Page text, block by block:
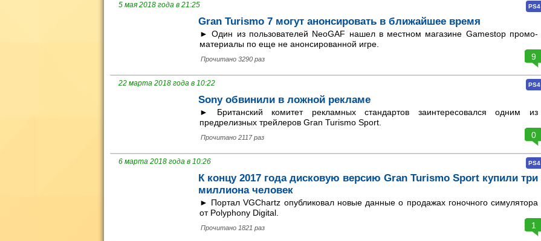
5 мая 2018 года в 21:25 PS4
Gran Turismo 7 могут анонсировать в ближайшее время
► Один из пользователей NeoGAF нашел в местном магазине Gamestop промо-
материалы по еще не анонсированной игре.
Прочитано 3290 раз 9
22 марта 2018 года в 10:22 PS4
Sony обвинили в ложной рекламе
► Британский комитет рекламных стандартов заинтересовался одним из
предрелизных трейлеров Gran Turismo Sport.
Прочитано 2117 раз 0
6 марта 2018 года в 10:26 PS4
К концу 2017 года дисковую версию Gran Turismo Sport купили три
миллиона человек
► Портал VGChartz опубликовал новые данные о продажах гоночного симулятора
от Polyphony Digital.
Прочитано 1821 раз 1